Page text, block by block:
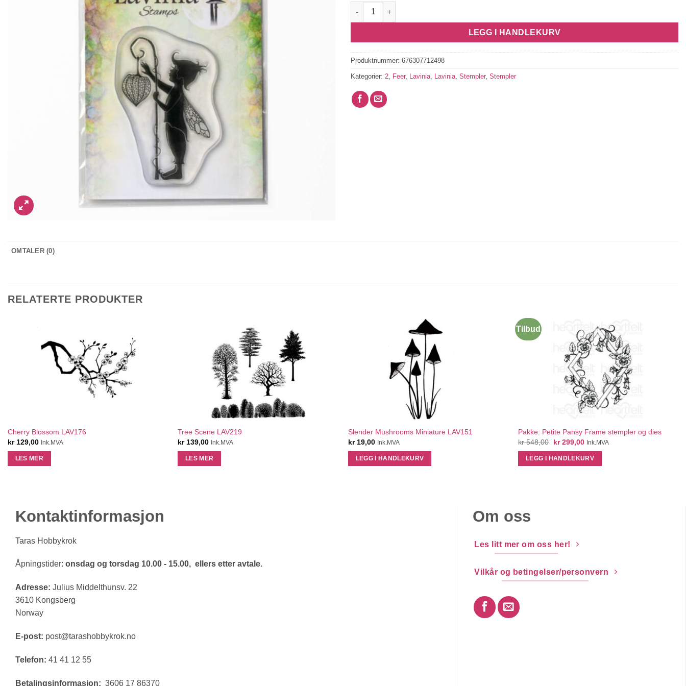
Fip LAV697 antall
LEGG I HANDLEKURV
Produktnummer: 676307712498
Kategorier: 2, Feer, Lavinia, Lavinia, Stempler, Stempler
OMTALER (0)
RELATERTE PRODUKTER
QUICK VIEW
Cherry Blossom LAV176
kr129,00 Ink.MVA
LES MER
QUICK VIEW
Tree Scene LAV219
kr139,00 Ink.MVA
LES MER
QUICK VIEW
Slender Mushrooms Miniature LAV151
kr19,00 Ink.MVA
LEGG I HANDLEKURV
Tilbud
QUICK VIEW
Pakke: Petite Pansy Frame stempler og dies
kr548,00
Opprinnelig
var:
kr 548,00.
kr299,00Nåværende
er:
kr 299,00.
Ink.MVA
LEGG I HANDLEKURV
Kontaktinformasjon
Taras Hobbykrok
Åpningstider: onsdag og torsdag 10.00 - 15.00, ellers etter avtale.
Adresse: Julius Middelthunsv. 22
3610 Kongsberg
Norway
E-post: post@tarashobbykrok.no
Telefon: 41 41 12 55
Betalingsinformasjon: 3606 17 86370
Om oss
Les litt mer om oss her!
Vilkår og betingelser/personvern